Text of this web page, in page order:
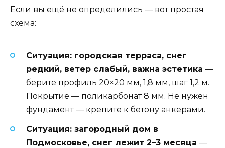
Если вы ещё не определились — вот простая
схема:
Ситуация: городская терраса, снег
редкий, ветер слабый, важна эстетика —
берите профиль 20×20 мм, 1,8 мм, шаг 1,2 м.
Покрытие — поликарбонат 8 мм. Не нужен
фундамент — крепите к бетону анкерами.
Ситуация: загородный дом в
Подмосковье, снег лежит 2–3 месяца —